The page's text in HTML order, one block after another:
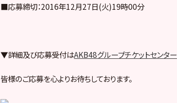
■応募締切：2016年12月27日(火)19時00分
▼詳細及び応募受付はAKB48グループチケットセンター
皆様のご応募を心よりお待ちしております。